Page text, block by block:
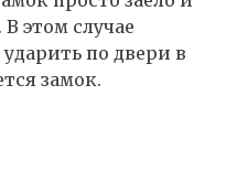
этом случае
по двери в
замок.